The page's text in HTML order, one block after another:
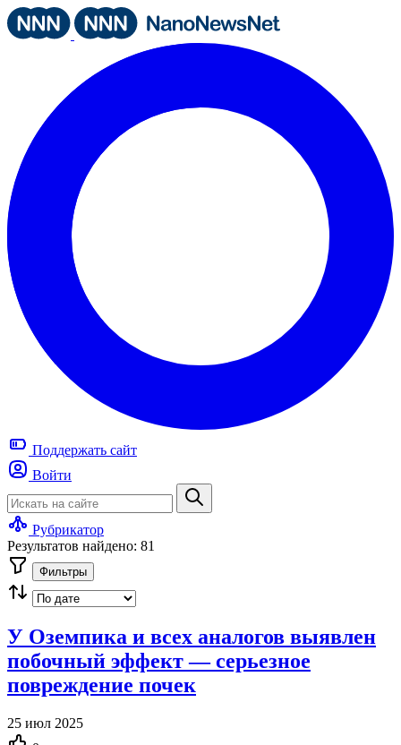
Поддержать сайт
Войти
Рубрикатор
Результатов найдено: 81
Фильтры
У Оземпика и всех аналогов выявлен
побочный эффект — серьезное
повреждение почек
25 июл 2025